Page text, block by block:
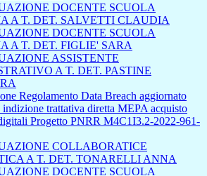
DOCENTE SCUOLA
A T. DET. SALVETTI CLAUDIA
DOCENTE SCUOLA
A T. DET. FIGLIE' SARA
ASSISTENTE
A T. DET. PASTINE
Regolamento Data Breach aggiornato
indizione trattativa diretta MEPA acquisto
Progetto PNRR M4C1I3.2-2022-961-
COLLABORATICE
A T. DET. TONARELLI ANNA
DOCENTE SCUOLA